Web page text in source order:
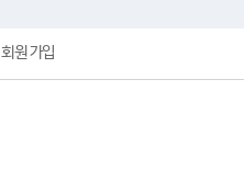
회원 가입